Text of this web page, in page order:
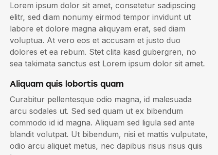
Lorem ipsum dolor sit amet, consetetur sadipscing
elitr, sed diam nonumy eirmod tempor invidunt ut
labore et dolore magna aliquyam erat, sed diam
voluptua. At vero eos et accusam et justo duo
dolores et ea rebum. Stet clita kasd gubergren, no
sea takimata sanctus est Lorem ipsum dolor sit amet.
Aliquam quis lobortis quam
Curabitur pellentesque odio magna, id malesuada
arcu sodales ut. Sed sed quam ut ex bibendum
commodo id id magna. Aliquam sed ligula sed ante
blandit volutpat. Ut bibendum, nisi et mattis vulputate,
odio arcu aliquet metus, nec dapibus risus risus quis